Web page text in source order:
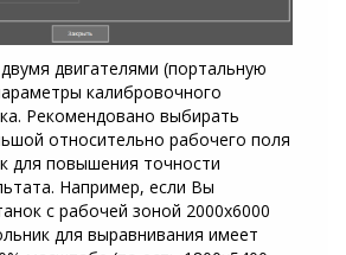
двигателями (портальную
калибровочного
Рекомендовано выбирать
относительно рабочего поля
для повышения точности
Например, если Вы
с рабочей зоной 2000x6000
для выравнивания имеет